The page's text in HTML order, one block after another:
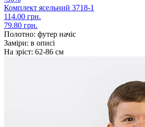
Комплект ясельний 3718-1
114.00 грн.
79.80 грн.
Полотно: футер начіс
Заміри: в описі
На зріст: 62-86 см